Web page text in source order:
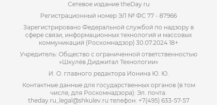
Сетевое издание theDay.ru
Регистрационный номер ЭЛ № ФС 77 - 87966
Зарегистрировано Федеральной службой по надзору в
сфере связи, информационных технологий и массовых
коммуникаций (Роскомнадзор) 30.07.2024 18+
Учредитель: Общество с ограниченной ответственностью
«Шкулёв Диджитал Технологии»
И. О. главного редактора Ионина Ю. Ю.
Контактные данные для государственных органов (в том
числе, для Роскомнадзора): Эл. почта:
theday.ru_legal@shkulev.ru телефон: +7(495) 633-57-57